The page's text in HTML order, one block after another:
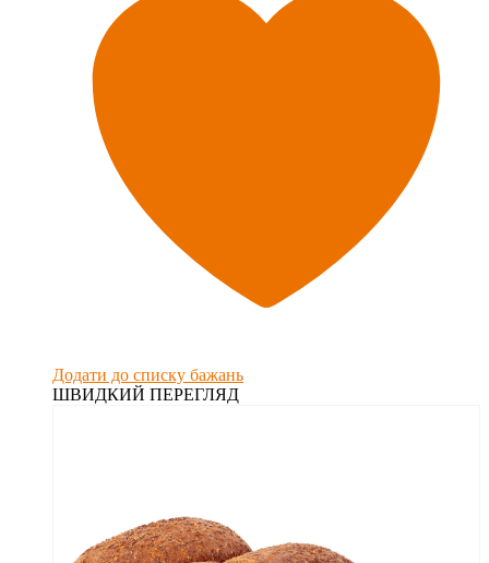
Додати до списку бажань
ШВИДКИЙ ПЕРЕГЛЯД